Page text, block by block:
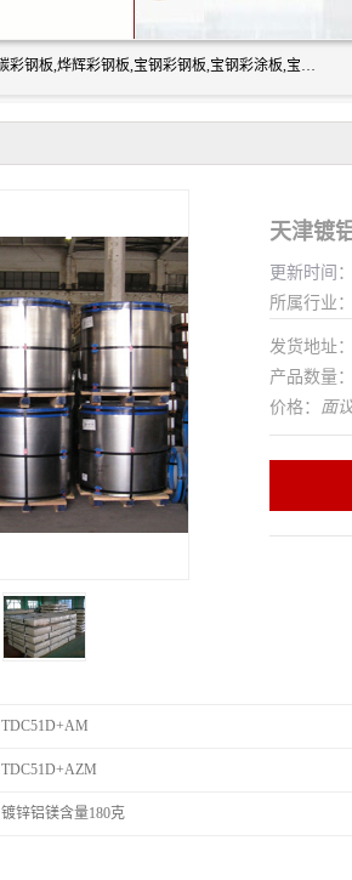
上海志辰实业有限公司主要经销:上海宝钢彩钢卷（宝钢总厂）台湾氟碳彩钢板,烨辉彩钢板,宝钢彩钢板,宝钢彩涂板,宝钢彩钢卷,马钢彩钢板,马钢彩钢卷,镀铝锌钢板,PVDF彩钢板,台湾烨辉彩钢板,高耐候彩钢板,硅改性彩钢板,规格齐全。
天津镀
更新时间
所属行业：
发货地址
产品数量
价格： 面
TDC51D+AM
TDC51D+AZM
镀锌铝镁含量180克